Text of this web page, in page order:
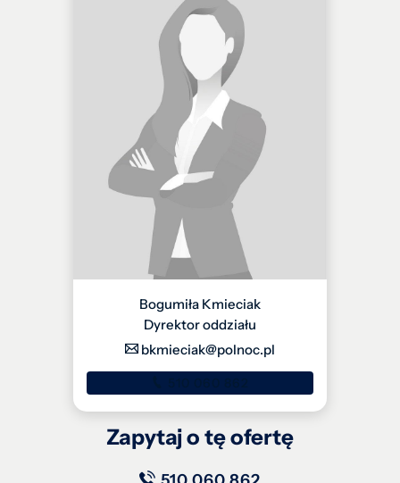
Bogumiła Kmieciak
Dyrektor oddziału
bkmieciak@polnoc.pl
Zapytaj o tę ofertę